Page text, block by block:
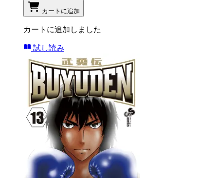
カートに追加
カートに追加しました
試し読み